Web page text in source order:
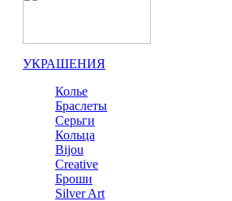
УКРАШЕНИЯ
Колье
Браслеты
Серьги
Кольца
Bijou
Сreative
Броши
Silver Art